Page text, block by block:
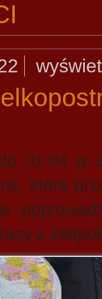
01.04 w
które
z